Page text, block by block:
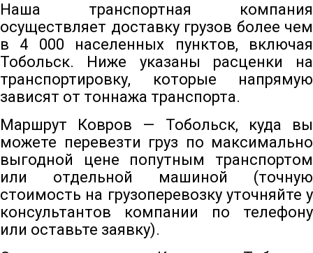
Наша транспортная компания
осуществляет доставку грузов более чем
в 4 000 населенных пунктов, включая
Тобольск. Ниже указаны расценки на
транспортировку, которые напрямую
зависят от тоннажа транспорта.
Маршрут Ковров — Тобольск, куда вы
можете перевезти груз по максимально
выгодной цене попутным транспортом
или отдельной машиной (точную
стоимость на грузоперевозку уточняйте у
консультантов компании по телефону
или оставьте заявку).